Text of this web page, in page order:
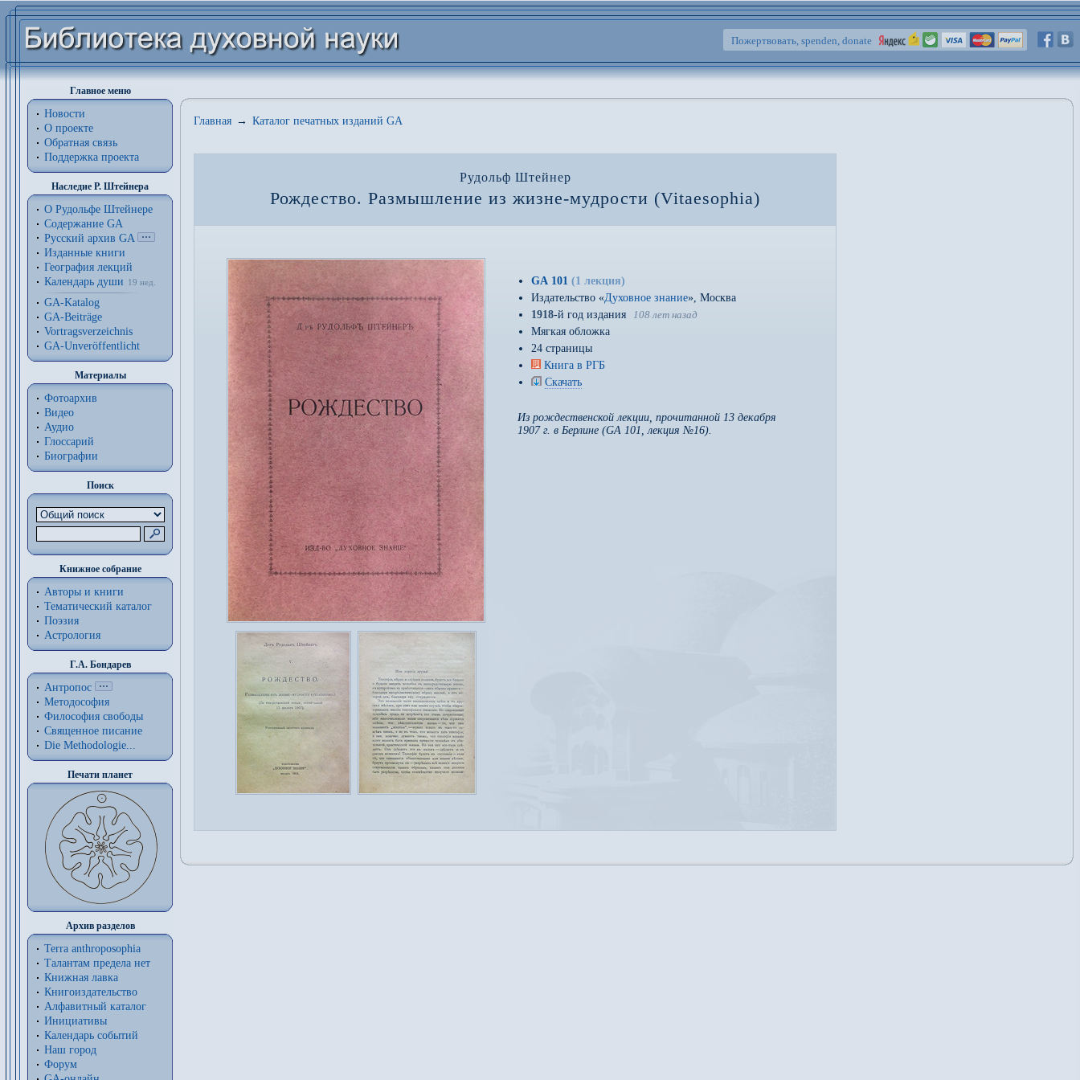
Пожертвовать, spenden, donate
Главное меню
Новости
О проекте
Обратная связь
Поддержка проекта
Наследие Р. Штейнера
О Рудольфе Штейнере
Содержание GA
Русский архив GA
Изданные книги
География лекций
Календарь души
19 нед.
GA-Katalog
GA-Beiträge
Vortragsverzeichnis
GA-Unveröffentlicht
Материалы
Фотоархив
Видео
Аудио
Глоссарий
Биографии
Поиск
Книжное собрание
Авторы и книги
Тематический каталог
Поэзия
Астрология
Г.А. Бондарев
Антропос
Методософия
Философия cвободы
Священное писание
Die Methodologie...
Печати планет
Архив разделов
Terra anthroposophia
Талантам предела нет
Книжная лавка
Книгоиздательство
Алфавитный каталог
Инициативы
Календарь событий
Наш город
Форум
Главная → Каталог печатных изданий GA
Рудольф Штейнер
Рождество. Размышление из жизне-мудрости (Vitaesophia)
GA 101 (1 лекция)
Издательство «Духовное знание», Москва
1918-й год издания 108 лет назад
Мягкая обложка
24 страницы
Книга в РГБ
Скачать
Из рождественской лекции, прочитанной 13 декабря
1907 г. в Берлине (GA 101, лекция №16).